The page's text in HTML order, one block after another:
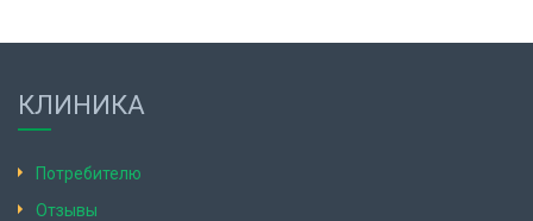
КЛИНИКА
Потребителю
Отзывы